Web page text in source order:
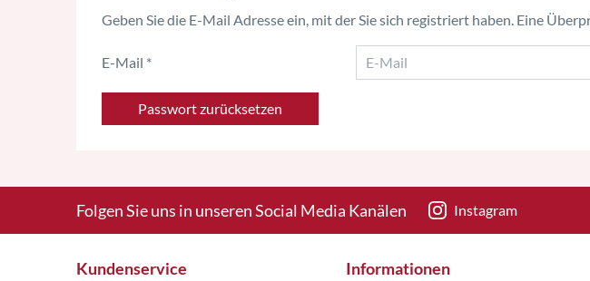
Geben Sie die E-Mail Adresse ein, mit der Sie sich registriert haben. Eine
E-Mail
Passwort zurücksetzen
Folgen Sie uns in unseren Social Media Kanälen Instagram
Kundenservice Informationen